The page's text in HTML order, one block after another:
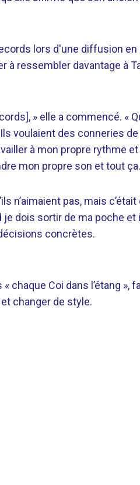
lors d'une diffusion
à ressembler davantage à
» elle a commencé. «
voulaient des conneries
à mon propre rythme
mon propre son et tout
n’aimaient pas, mais
je dois sortir de ma poche
concrètes.
chaque Coi dans l’étang »,
changer de style.